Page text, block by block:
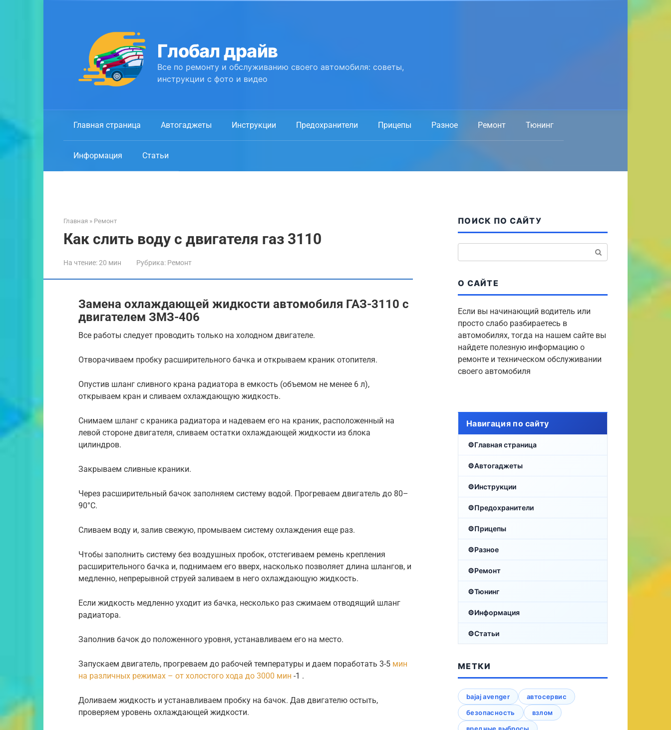
Глобал драйв
Все по ремонту и обслуживанию своего автомобиля: советы,
инструкции с фото и видео
Главная страница Автогаджеты Инструкции Предохранители Прицепы Разное Ремонт Тюнинг
Информация Статьи
Главная » Ремонт
Как слить воду с двигателя газ 3110
На чтение:20 мин Рубрика: Ремонт
Замена охлаждающей жидкости автомобиля ГАЗ-3110 с
двигателем ЗМЗ-406
Все работы следует проводить только на холодном двигателе.
Отворачиваем пробку расширительного бачка и открываем краник отопителя.
Опустив шланг сливного крана радиатора в емкость (объемом не менее 6 л),
открываем кран и сливаем охлаждающую жидкость.
Снимаем шланг с краника радиатора и надеваем его на краник, расположенный на
левой стороне двигателя, сливаем остатки охлаждающей жидкости из блока
цилиндров.
Закрываем сливные краники.
Через расширительный бачок заполняем систему водой. Прогреваем двигатель до 80–
90°С.
Сливаем воду и, залив свежую, промываем систему охлаждения еще раз.
Чтобы заполнить систему без воздушных пробок, отстегиваем ремень крепления
расширительного бачка и, поднимаем его вверх, насколько позволяет длина шлангов, и
медленно, непрерывной струей заливаем в него охлаждающую жидкость.
Если жидкость медленно уходит из бачка, несколько раз сжимаем отводящий шланг
радиатора.
Заполнив бачок до положенного уровня, устанавливаем его на место.
Запускаем двигатель, прогреваем до рабочей температуры и даем поработать 3-5 мин
на различных режимах – от холостого хода до 3000 мин -1 .
Доливаем жидкость и устанавливаем пробку на бачок. Дав двигателю остыть,
проверяем уровень охлаждающей жидкости.
ПОИСК ПО САЙТУ
О САЙТЕ
Если вы начинающий водитель или
просто слабо разбираетесь в
автомобилях, тогда на нашем сайте вы
найдете полезную информацию о
ремонте и техническом обслуживании
своего автомобиля
Навигация по сайту
Главная страница
Автогаджеты
Инструкции
Предохранители
Прицепы
Разное
Ремонт
Тюнинг
Информация
Статьи
МЕТКИ
bajaj avenger
автосервис
безопасность
взлом